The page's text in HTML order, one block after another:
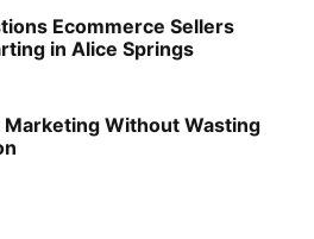
Ecommerce Sellers
in Alice Springs
Without Wasting